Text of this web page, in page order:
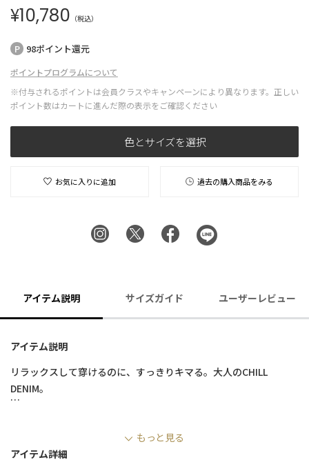
¥10,780 （税込）
98ポイント還元
ポイントプログラムについて
※付与されるポイントは会員クラスやキャンペーンにより異なります。正しい
ポイント数はカートに進んだ際の表示をご確認ください
色とサイズを選択
お気に入りに追加 過去の購入商品をみる
アイテム説明 サイズガイド ユーザーレビュー
アイテム説明
リラックスして穿けるのに、すっきりキマる。大人のCHILL
DENIM。
・UNIVERSAL OVERALLの「CHILL PANT TAPERED」をベースにし
た別注デニムモデル
もっと見る
アイテム詳細